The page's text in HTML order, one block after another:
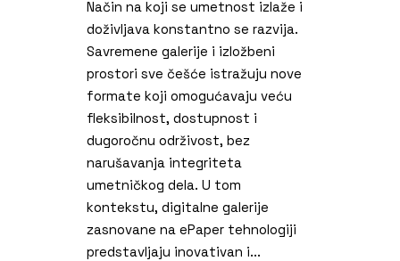
Način na koji se umetnost izlaže i
doživljava konstantno se razvija.
Savremene galerije i izložbeni
prostori sve češće istražuju nove
formate koji omogućavaju veću
fleksibilnost, dostupnost i
dugoročnu održivost, bez
narušavanja integriteta
umetničkog dela. U tom
kontekstu, digitalne galerije
zasnovane na ePaper tehnologiji
predstavljaju inovativan i...